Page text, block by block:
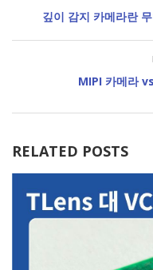
깊이 감지 카메라란
MIPI 카메라
RELATED POSTS